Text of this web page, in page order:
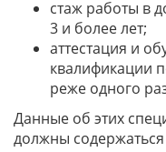
стаж работы в
3 и более лет;
аттестация и
квалификации
реже одного
Данные об этих
должны